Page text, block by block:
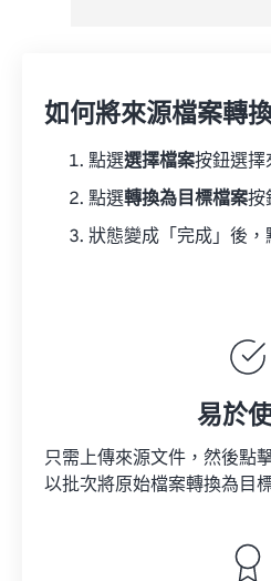
如何將來源檔案轉
點選選擇檔案按鈕選擇
點選轉換為目標檔案按
狀態變成「完成」後，
易於
只需上傳來源文件，然後點
以批次將原始檔案轉換為目